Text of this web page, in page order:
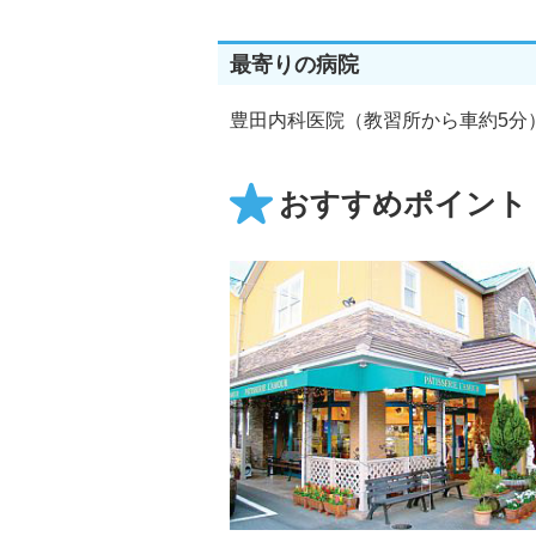
最寄りの病院
豊田内科医院（教習所から車約5分
おすすめポイント